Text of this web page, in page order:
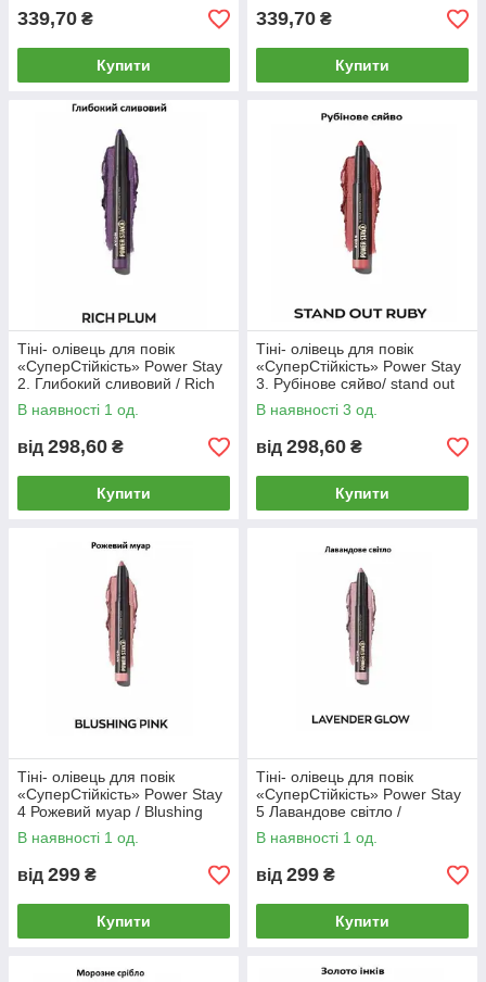
339,70 ₴
Купити
339,70 ₴
Купити
Тіні- олівець для повік
«СуперСтійкість» Power Stay
2. Глибокий сливовий / Rich
Plum
В наявності 1 од.
від 298,60 ₴
Купити
Тіні- олівець для повік
«СуперСтійкість» Power Stay
3. Рубінове сяйво/ stand out
ruby
В наявності 3 од.
від 298,60 ₴
Купити
Тіні- олівець для повік
«СуперСтійкість» Power Stay
4 Рожевий муар / Blushing
Pink
В наявності 1 од.
від 299 ₴
Купити
Тіні- олівець для повік
«СуперСтійкість» Power Stay
5 Лавандове світло /
Lavender Glow
В наявності 1 од.
від 299 ₴
Купити